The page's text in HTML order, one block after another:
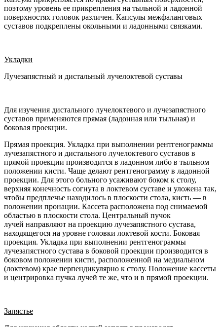
поэтому уровень ее прикрепления на тыльной и ладонной
поверхностях головок различен. Капсулы межфаланговых
суставов подкреплены окольными и ладонными связками.
Укладки
Лучезапястный и дистальный лучелоктевой суставы
Для изучения дистального лучелоктевого и лучезапястного
суставов применяются прямая (ладонная или тыльная) и
боковая проекции.
Прямая проекция. Укладка при выполнении рентгенограммы
лучезапястного и дистального лучелоктевого суставов в
прямой проекции производится в ладонном либо в тыльном
положении кисти. Чаще делают рентгенограмму в ладонной
проекции. Для этого больного усаживают боком к столу,
верхняя конечность согнута в локтевом суставе и уложена так,
чтобы предплечье находилось в плоскости стола, кисть — в
положении пронации. Кассета расположена под снимаемой
областью в плоскости стола. Центральный пучок
лучей направляют на проекцию лучезапястного сустава,
находящегося на уровне головки локтевой кости. Боковая
проекция. Укладка при выполнении рентгенограммы
лучезапястного сустава в боковой проекции производится в
боковом положении кисти, расположенной на медиальном
(локтевом) крае перпендикулярно к столу. Положение кассеты
и центрировка пучка лучей те же, что и в прямой проекции.
Запястье